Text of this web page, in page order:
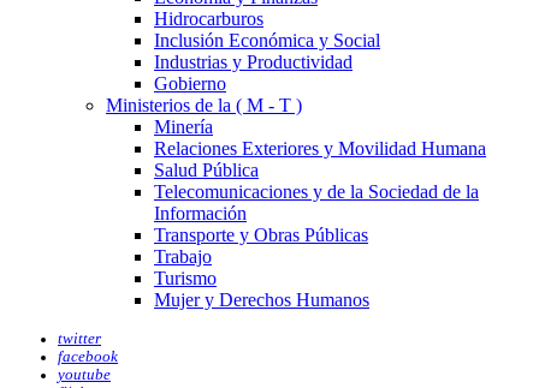
Hidrocarburos
Inclusión Económica y Social
Industrias y Productividad
Gobierno
Ministerios de la ( M - T )
Minería
Relaciones Exteriores y Movilidad Humana
Salud Pública
Telecomunicaciones y de la Sociedad de la
Información
Transporte y Obras Públicas
Trabajo
Turismo
Mujer y Derechos Humanos
twitter
facebook
youtube